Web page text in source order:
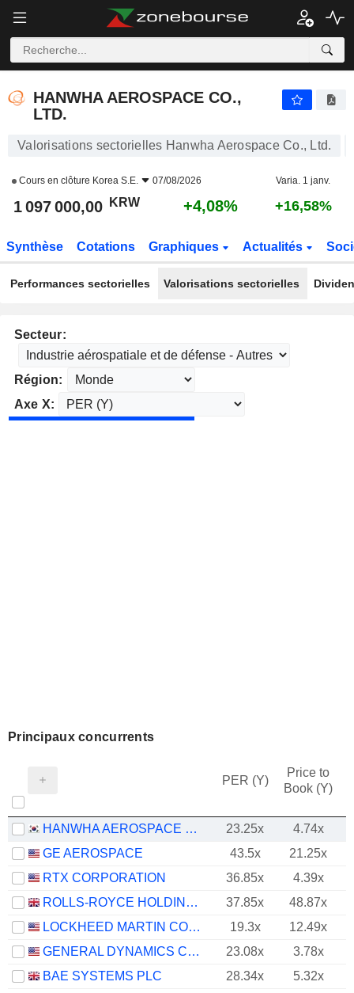
HANWHA AEROSPACE CO.,
LTD.
Valorisations sectorielles Hanwha Aerospace Co., Ltd.
Cours en clôture Korea S.E. 07/08/2026 Varia. 1 janv.
1 097 000,00 KRW +4,08% +16,58%
Synthèse Cotations Graphiques Actualités
Performances sectorielles Valorisations sectorielles
Secteur:
Région:
Axe X:
Principaux concurrents
PER (Y)
Price to
Book (Y)
HANWHA AEROSPACE CO., LTD. 23.25x
4.74x
GE AEROSPACE
43.5x
21.25x
RTX CORPORATION
36.85x
4.39x
ROLLS-ROYCE HOLDINGS PLC
37.85x
48.87x
LOCKHEED MARTIN CORPORATION
19.3x
12.49x
GENERAL DYNAMICS CORPORATION
23.08x
3.78x
BAE SYSTEMS PLC
28.34x
5.32x